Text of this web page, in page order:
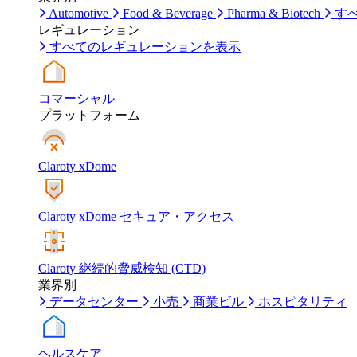
Automotive
Food & Beverage Pharma & Biotech
す
レギュレーション
すべてのレギュレーションを表示
コマーシャル
プラットフォーム
Claroty xDome
Claroty xDome セキュア・アクセス
Claroty 継続的脅威検知 (CTD)
業界別
データセンター
小売 商業ビル ホスピタリティ
ヘルスケア